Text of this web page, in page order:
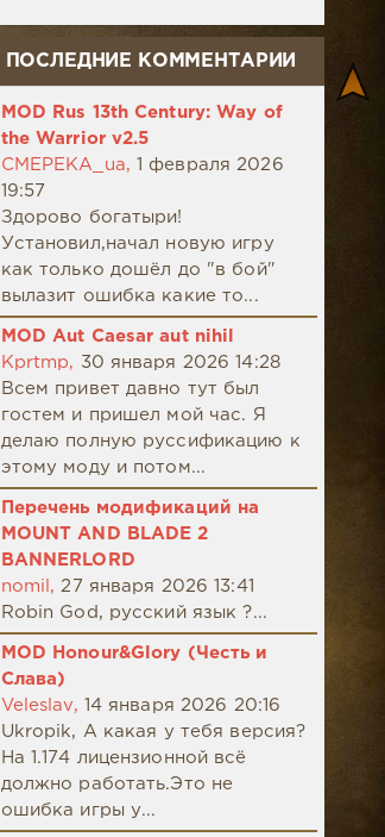
ПОСЛЕДНИЕ КОММЕНТАРИИ
MOD Rus 13th Century: Way of
the Warrior v2.5
CMEPEKA_ua,
1 февраля 2026
19:57
Здорово богатыри!
Установил,начал новую игру
как только дошёл до "в бой"
вылазит ошибка какие то...
MOD Aut Caesar aut nihil
Kprtmp,
30 января 2026 14:28
Всем привет давно тут был
гостем и пришел мой час. Я
делаю полную руссификацию к
этому моду и потом...
Перечень модификаций на
MOUNT AND BLADE 2
BANNERLORD
nomil, 27 января 2026 13:41
Robin God, русский язык ?...
MOD Honour&Glory (Честь и
Слава)
Veleslav,
14 января 2026 20:16
Ukropik, А какая у тебя версия?
На 1.174 лицензионной всё
должно работать.Это не
ошибка игры у...